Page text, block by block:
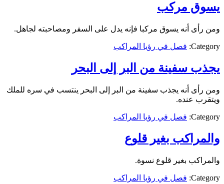
يسوق مركب
ومن رأى أنه يسوق مركبا فإنه يدل على السفر ومصاحبته لجاهل.
Category: فصل في رؤيا المراكب
يجذب سفينة من البر إلى البحر
ومن رأى أنه يجذب سفينة من البر إلى البحر ينتسب في سره للملك
ويتقرب عنده.
Category: فصل في رؤيا المراكب
والمراكب بغير قلوع
والمراكب بغير قلوع نسوة.
Category: فصل في رؤيا المراكب